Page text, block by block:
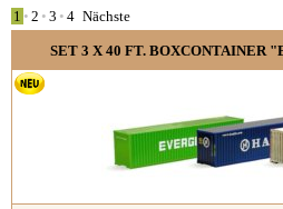
1 • 2 • 3 • 4 Nächste
SET 3 X 40 FT. BOXCONTAINER